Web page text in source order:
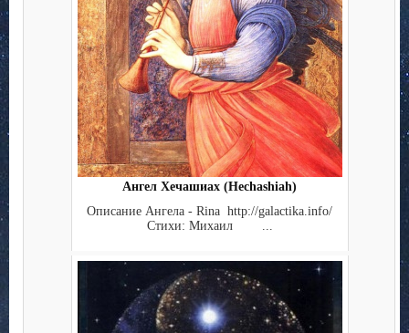
Ангел Хечашиах (Hechashiah)
Описание Ангела - Rina http://galactika.info/
Стихи: Михаил ...